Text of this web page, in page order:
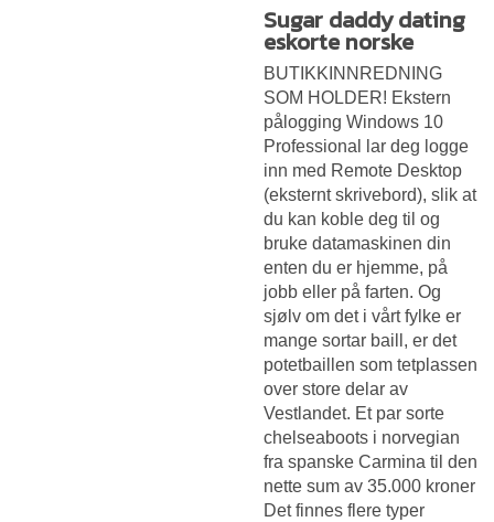
Sugar daddy dating
eskorte norske
BUTIKKINNREDNING
SOM HOLDER! Ekstern
pålogging Windows 10
Professional lar deg logge
inn med Remote Desktop
(eksternt skrivebord), slik at
du kan koble deg til og
bruke datamaskinen din
enten du er hjemme, på
jobb eller på farten. Og
sjølv om det i vårt fylke er
mange sortar baill, er det
potetbaillen som tetplassen
over store delar av
Vestlandet. Et par sorte
chelseaboots i norvegian
fra spanske Carmina til den
nette sum av 35.000 kroner
Det finnes flere typer